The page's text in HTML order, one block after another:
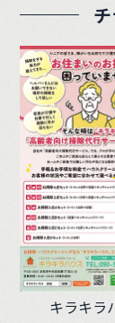
キラキラ